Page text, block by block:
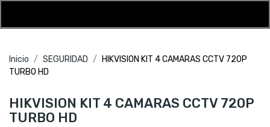
Inicio SEGURIDAD
HIKVISION KIT 4 CAMARAS CCTV 720P
TURBO HD
HIKVISION KIT 4 CAMARAS CCTV 720P
TURBO HD